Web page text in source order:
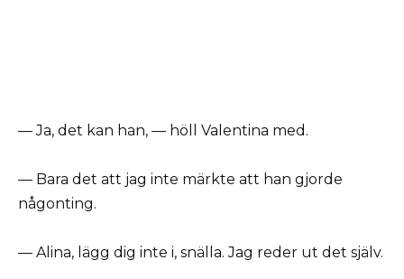
— Ja, det kan han, — höll Valentina med.
— Bara det att jag inte märkte att han gjorde
någonting.
— Alina, lägg dig inte i, snälla. Jag reder ut det själv.